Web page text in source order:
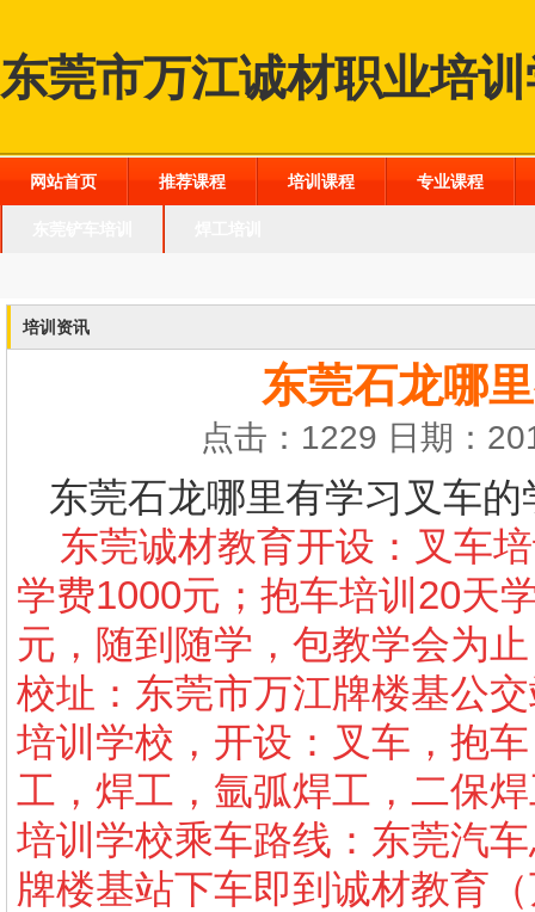
东莞市万江诚材职业培
网站首页 推荐课程 培训课程 专业课程
培训资讯
东莞石龙哪
点击：1229 日期：
东莞石龙哪里有学习叉车
东莞诚材教育开设：叉车
学费1000元；抱车培训20天
元，随到随学，包教学会为
校址：东莞市万江牌楼基公
培训学校，开设：叉车，抱
工，焊工，氩弧焊工，二保
培训学校乘车路线：东莞汽
牌楼基站下车即到诚材教育